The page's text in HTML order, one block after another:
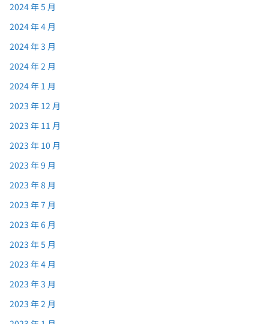
2024 年 5 月
2024 年 4 月
2024 年 3 月
2024 年 2 月
2024 年 1 月
2023 年 12 月
2023 年 11 月
2023 年 10 月
2023 年 9 月
2023 年 8 月
2023 年 7 月
2023 年 6 月
2023 年 5 月
2023 年 4 月
2023 年 3 月
2023 年 2 月